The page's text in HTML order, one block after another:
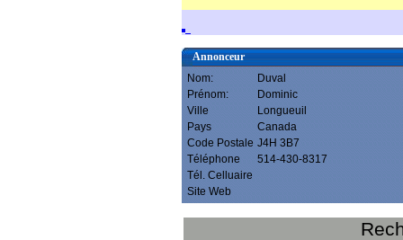
Annonceur
Nom:
Duval
Prénom:
Dominic
Ville
Longueuil
Pays
Canada
Code Postale J4H 3B7
Téléphone
514-430-8317
Tél. Celluaire
Site Web